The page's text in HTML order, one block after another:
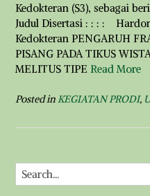
Kedokteran (S3), sebagai
Judul Disertasi : : : :
Kedokteran PENGARUH
PISANG PADA TIKUS
MELITUS TIPE Read More
Posted inKEGIATAN PRODI,